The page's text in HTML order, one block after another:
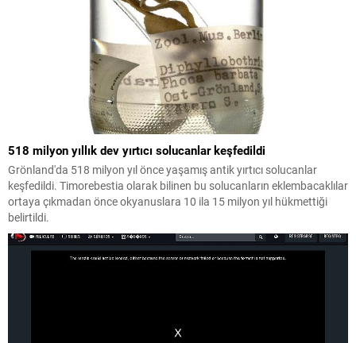
518 milyon yıllık dev yırtıcı solucanlar keşfedildi
Grönland'da 518 milyon yıl önce yaşamış antik yırtıcı solucanlar
keşfedildi. Timorebestia olarak bilinen bu solucanların eklembacaklılar
ortaya çıkmadan önce okyanuslara 10 ila 15 milyon yıl hükmettiği
belirtildi.